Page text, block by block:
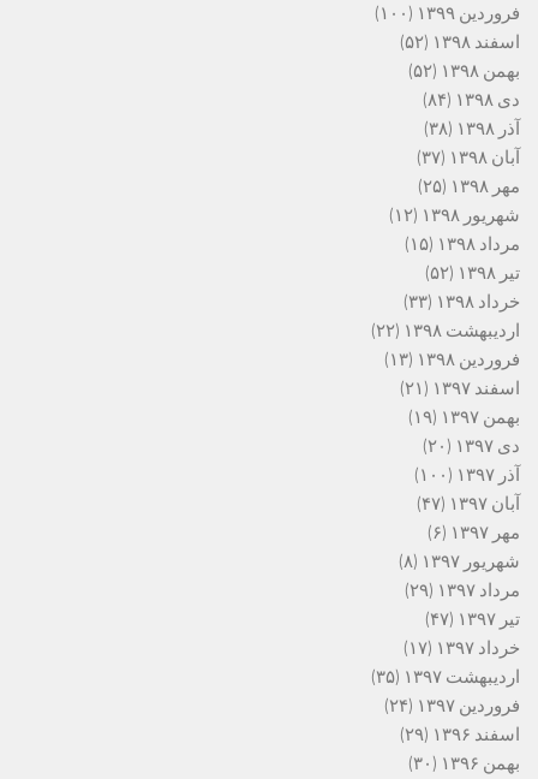
فروردین ۱۳۹۹
(۱۰۰)
اسفند ۱۳۹۸
(۵۲)
بهمن ۱۳۹۸
(۵۲)
دی ۱۳۹۸
(۸۴)
آذر ۱۳۹۸
(۳۸)
آبان ۱۳۹۸
(۳۷)
مهر ۱۳۹۸
(۲۵)
شهریور ۱۳۹۸
(۱۲)
مرداد ۱۳۹۸
(۱۵)
تیر ۱۳۹۸
(۵۲)
خرداد ۱۳۹۸
(۳۳)
اردیبهشت ۱۳۹۸
(۲۲)
فروردین ۱۳۹۸
(۱۳)
اسفند ۱۳۹۷
(۲۱)
بهمن ۱۳۹۷
(۱۹)
دی ۱۳۹۷
(۲۰)
آذر ۱۳۹۷
(۱۰۰)
آبان ۱۳۹۷
(۴۷)
مهر ۱۳۹۷
(۶)
شهریور ۱۳۹۷
(۸)
مرداد ۱۳۹۷
(۲۹)
تیر ۱۳۹۷
(۴۷)
خرداد ۱۳۹۷
(۱۷)
اردیبهشت ۱۳۹۷
(۳۵)
فروردین ۱۳۹۷
(۲۴)
اسفند ۱۳۹۶
(۲۹)
بهمن ۱۳۹۶
(۳۰)